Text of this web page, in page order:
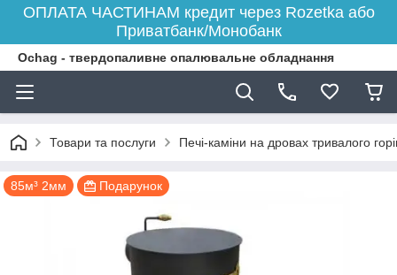
ОПЛАТА ЧАСТИНАМ кредит через Rozetka або
Приватбанк/Монобанк
Ochag - твердопаливне опалювальне обладнання
Товари та послуги Печі-каміни на дровах тривалого
85м³ 2мм Подарунок